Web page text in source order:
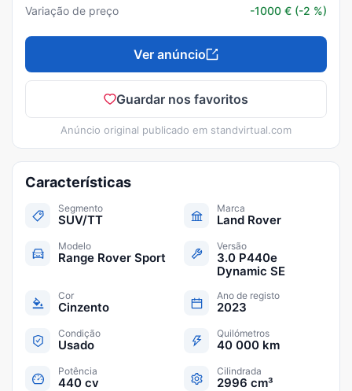
Variação de preço
-1000 € (-2 %)
Ver anúncio
Guardar nos favoritos
Anúncio original publicado em standvirtual.com
Características
Segmento
SUV/TT
Marca
Land Rover
Modelo
Range Rover Sport
Versão
3.0 P440e
Dynamic SE
Cor
Cinzento
Ano de registo
2023
Condição
Usado
Quilómetros
40 000 km
Potência
440 cv
Cilindrada
2996 cm³